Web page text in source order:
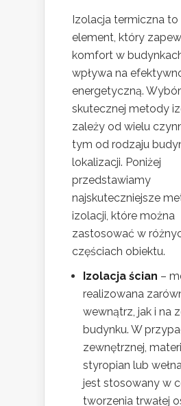
Izolacja termiczna
element, który
komfort w
wpływa na
energetyczną. Wybór
skutecznej metody
zależy od wielu
tym od rodzaju
lokalizacji. Poniżej
przedstawiamy
najskuteczniejsze
izolacji, które można
zastosować w
częściach obiektu.
Izolacja ścian –
realizowana
wewnątrz, jak i na
budynku. W
zewnętrznej,
styropian lub
jest stosowany w
tworzenia trwałej